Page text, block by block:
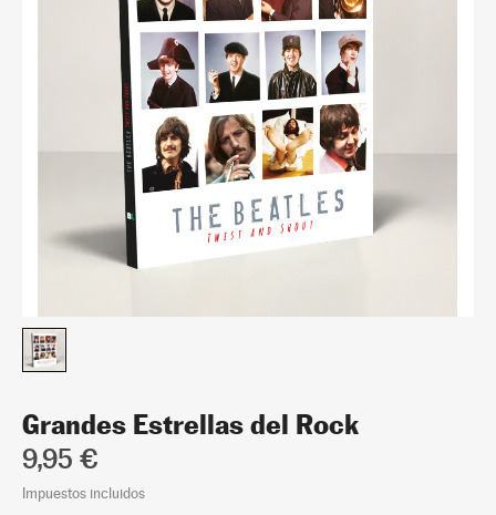
Grandes Estrellas del Rock
9,95 €
Impuestos incluidos